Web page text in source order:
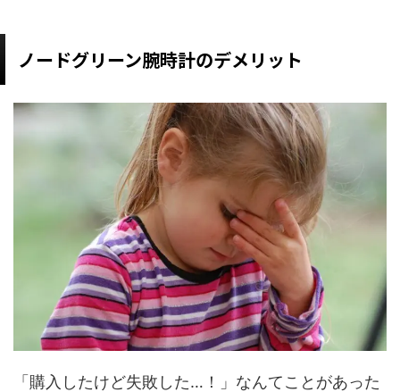
ノードグリーン腕時計のデメリット
「購入したけど失敗した…！」なんてことがあった